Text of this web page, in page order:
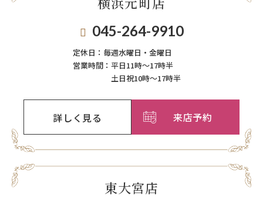
045-264-9910
定休日： 毎週⽔曜⽇‧⾦曜⽇
営業時間： 平日11時～17時半
土日祝10時～17時半
詳しく見る 来店予約
東大宮店